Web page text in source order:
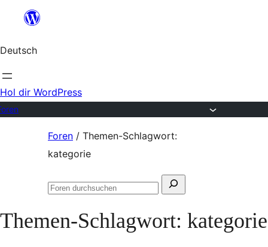
springen
Deutsch
Hol dir WordPress
Foren / Themen-Schlagwort:
kategorie
Suchen
Foren
Themen-Schlagwort: kategorie